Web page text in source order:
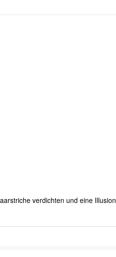
verdichten und eine Illusion